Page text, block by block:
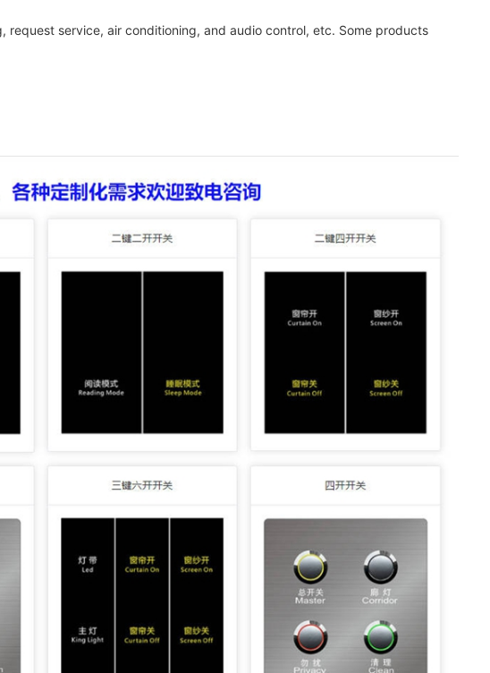
service, air conditioning, and audio control, etc. Some products